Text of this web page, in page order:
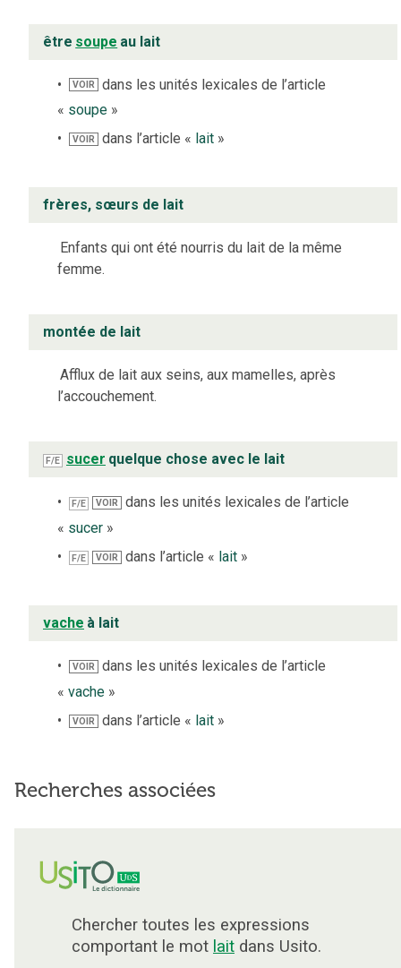
être soupe au lait
VOIR
dans les unités lexicales de l’article
« soupe »
VOIR dans l’article « lait »
frères, sœurs de lait
Enfants qui ont été nourris du lait de la même
femme.
montée de lait
Afflux de lait aux seins, aux mamelles, après
l’accouchement.
F/E sucer quelque chose avec le lait
F/E VOIR
dans les unités lexicales de l’article
« sucer »
F/E VOIR dans l’article « lait »
vache à lait
VOIR
dans les unités lexicales de l’article
« vache »
VOIR dans l’article « lait »
Recherches associées
Chercher toutes les expressions
comportant le mot lait dans Usito.